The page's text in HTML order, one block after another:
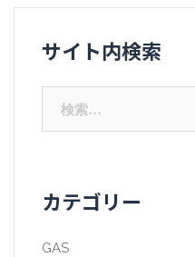
サイト内検索
カテゴリー
GAS